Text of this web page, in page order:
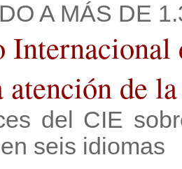
A MÁS DE
atención de
del CIE
seis idiomas